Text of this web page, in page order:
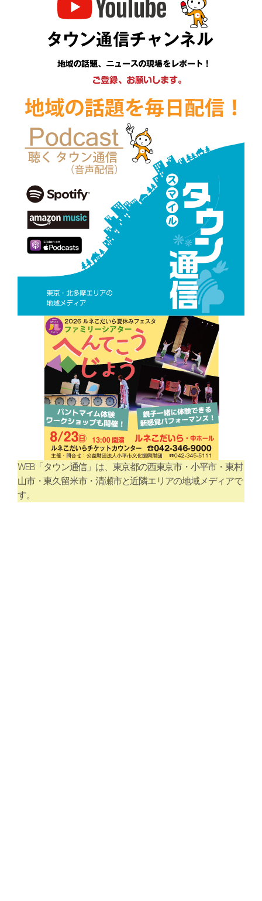
WEB「タウン通信」は、東京都の西東京市・小平市・東村
山市・東久留米市・清瀬市と近隣エリアの地域メディアで
す。